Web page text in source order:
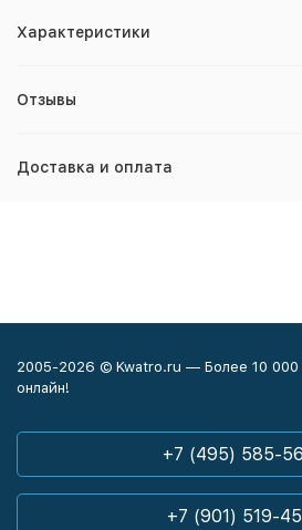
Характеристики
Отзывы
Доставка и оплата
2005-2026 © Kwatro.ru — Более 10 000
онлайн!
+7 (495) 585-
+7 (901) 519-